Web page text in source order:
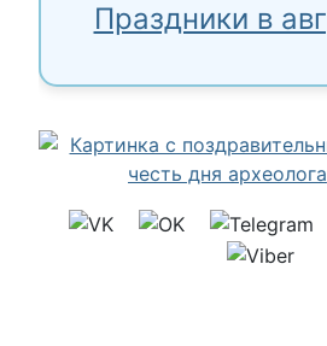
Праздники в